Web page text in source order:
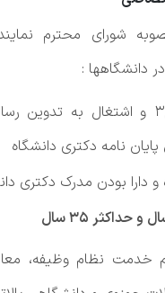
شورای محترم
دانشگاهها :
نامه دکتری دانشگاه
و دارا بودن مدرک دکتری
خدمت نظام وظیفه،